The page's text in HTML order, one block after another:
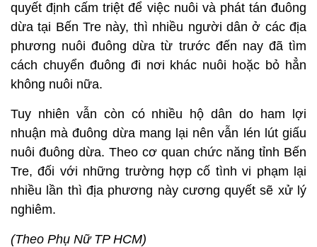
quyết định cấm triệt để việc nuôi và phát tán đuông
dừa tại Bến Tre này, thì nhiều người dân ở các địa
phương nuôi đuông dừa từ trước đến nay đã tìm
cách chuyển đuông đi nơi khác nuôi hoặc bỏ hẳn
không nuôi nữa.
Tuy nhiên vẫn còn có nhiều hộ dân do ham lợi
nhuận mà đuông dừa mang lại nên vẫn lén lút giấu
nuôi đuông dừa. Theo cơ quan chức năng tỉnh Bến
Tre, đối với những trường hợp cố tình vi phạm lại
nhiều lần thì địa phương này cương quyết sẽ xử lý
nghiêm.
(Theo Phụ Nữ TP HCM)